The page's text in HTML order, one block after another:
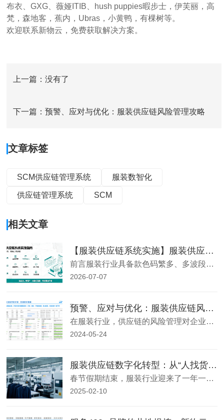
布衣、GXG、薇娅ITIB、hush puppies暇步士，伊芙丽，高
梵，森地客，蕉内，Ubras，小黄鸭，有棵树等。
欢迎联系新物云，免费获取解决方案。
上一篇：没有了
下一篇：预警、应对与优化：服装供应链风险管理攻略
文章标签
SCM供应链管理系统 服装数智化
供应链管理系统 SCM
相关文章
【服装供应链系统实施】服装供应链系统 SCM 的实施流程
前言服装行业具备款色码繁多、多波段上新、外协工厂分散、打样与大货双线并行、结算模式复杂等专属特性，因此服装垂直SCM（PLM+SCM+SRM一体化系统）的实施流程和通用制造业ERP存在明显差异。一套完整落地并非简单开通账号，需要按标准化阶段推进，同步完成业务梳理、数据治理、系统配置、上下游协同接入、
2026-07-07
预警、应对与优化：服装供应链风险管理攻略
在服装行业，供应链的风险管理对企业至关重要。从原材料采购到产品上市，每一个环节都隐藏着未知的风险。我
2024-05-24
服装供应链数字化转型：从“人找货”到“货找人” —— 新物云大麦供应链系统助力服装企业春节后复工复产
春节假期结束，服装行业迎来了一年一度的复工复产潮。延续去年服装行业及外部因素的深刻影响，今年许多服装企业依然面临着不少新的挑战：原材料价格上涨、劳动力成本上升、消费者需求多样化…… 如何在激烈的市场竞争中脱颖而出，成为摆在每个服装企业面前的难题。
2025-02-10